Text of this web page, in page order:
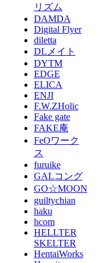
リズム
DAMDA
Digital Flyer
diletta
DLメイト
DYTM
EDGE
ELICA
ENJI
F.W.ZHolic
Fake gate
FAKE庵
FeOワーク
ス
furuike
GALコング
GO☆MOON
guiltychian
haku
hcom
HELLTER
SKELTER
HentaiWorks